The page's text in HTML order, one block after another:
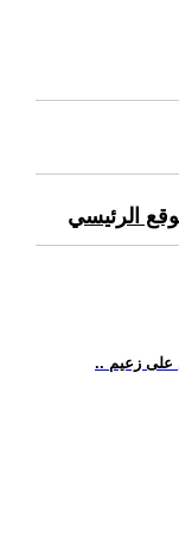
الرئيسي
على زعيم